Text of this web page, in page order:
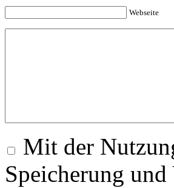
Webseite
Mit der
Speicherung